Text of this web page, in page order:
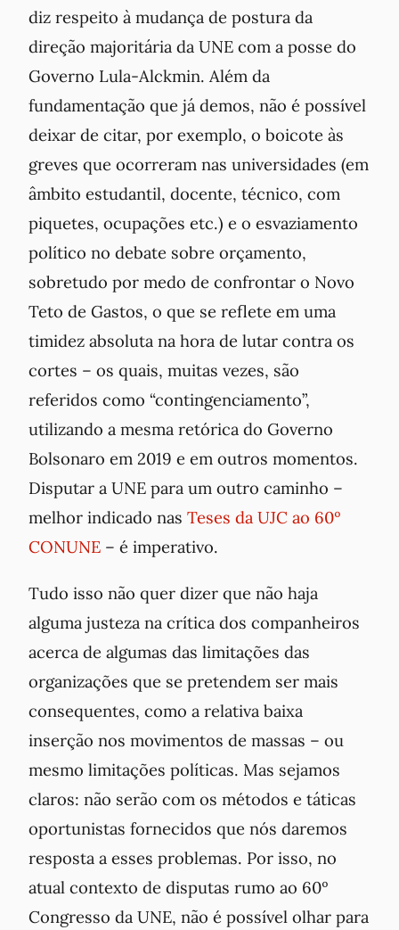
diz respeito à mudança de postura da
direção majoritária da UNE com a posse do
Governo Lula-Alckmin. Além da
fundamentação que já demos, não é possível
deixar de citar, por exemplo, o boicote às
greves que ocorreram nas universidades (em
âmbito estudantil, docente, técnico, com
piquetes, ocupações etc.) e o esvaziamento
político no debate sobre orçamento,
sobretudo por medo de confrontar o Novo
Teto de Gastos, o que se reflete em uma
timidez absoluta na hora de lutar contra os
cortes – os quais, muitas vezes, são
referidos como “contingenciamento”,
utilizando a mesma retórica do Governo
Bolsonaro em 2019 e em outros momentos.
Disputar a UNE para um outro caminho –
melhor indicado nas Teses da UJC ao 60º
CONUNE – é imperativo.
Tudo isso não quer dizer que não haja
alguma justeza na crítica dos companheiros
acerca de algumas das limitações das
organizações que se pretendem ser mais
consequentes, como a relativa baixa
inserção nos movimentos de massas – ou
mesmo limitações políticas. Mas sejamos
claros: não serão com os métodos e táticas
oportunistas fornecidos que nós daremos
resposta a esses problemas. Por isso, no
atual contexto de disputas rumo ao 60º
Congresso da UNE, não é possível olhar para